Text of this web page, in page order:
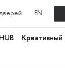
EN
Креативный